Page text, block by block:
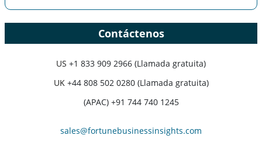
Contáctenos
US +1 833 909 2966 (Llamada gratuita)
UK +44 808 502 0280 (Llamada gratuita)
(APAC) +91 744 740 1245
sales@fortunebusinessinsights.com